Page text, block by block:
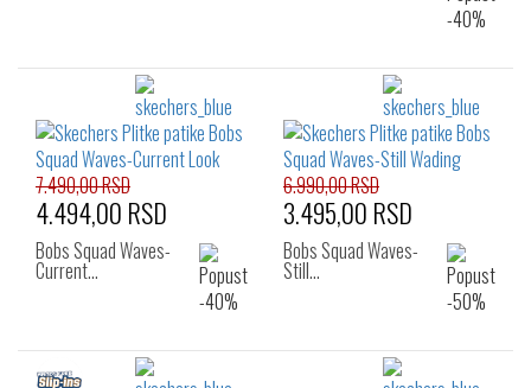
7.490,00 RSD
4.494,00 RSD
Bobs Squad Waves-
Current…
6.990,00 RSD
3.495,00 RSD
Bobs Squad Waves-
Still…